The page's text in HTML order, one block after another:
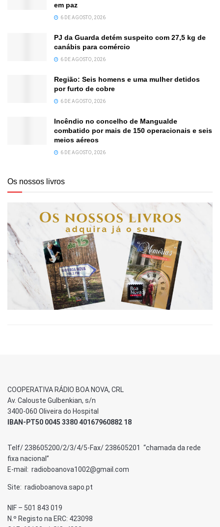
em paz
6 DE AGOSTO, 2026
PJ da Guarda detém suspeito com 27,5 kg de
canábis para comércio
6 DE AGOSTO, 2026
Região: Seis homens e uma mulher detidos
por furto de cobre
6 DE AGOSTO, 2026
Incêndio no concelho de Mangualde
combatido por mais de 150 operacionais e seis
meios aéreos
6 DE AGOSTO, 2026
Os nossos livros
COOPERATIVA RÁDIO BOA NOVA, CRL
Av. Calouste Gulbenkian, s/n
3400-060 Oliveira do Hospital
IBAN-PT50 0045 3380 40167960882 18
Telf/ 238605200/2/3/4/5-Fax/ 238605201 “chamada da rede
fixa nacional”
E-mail: radioboanova1002@gmail.com
Site: radioboanova.sapo.pt
NIF – 501 843 019
N.º Registo na ERC: 423098